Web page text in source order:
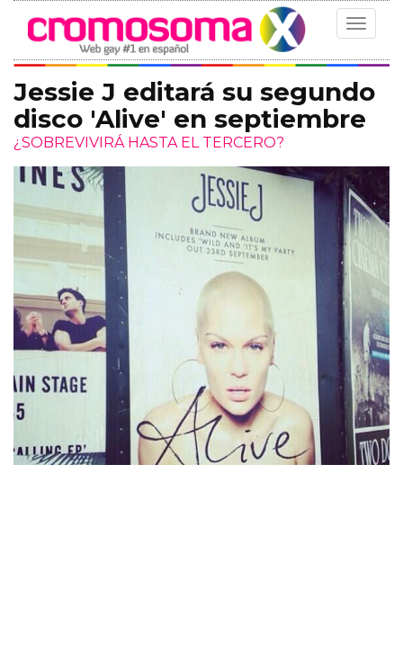
Toggle
Jessie J editará su segundo
disco 'Alive' en septiembre
¿SOBREVIVIRÁ HASTA EL TERCERO?